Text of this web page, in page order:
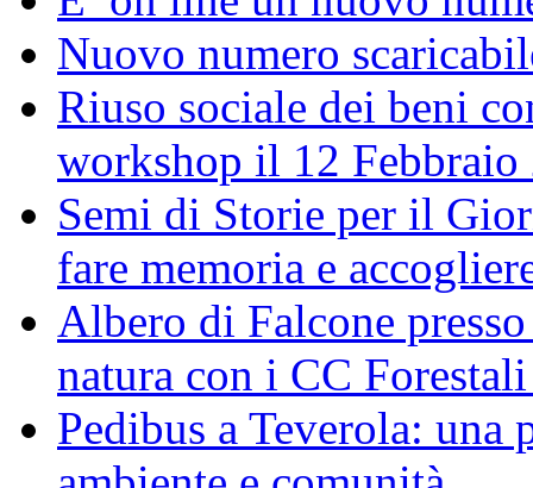
Nuovo numero
Riuso sociale dei beni
workshop il 12 Febbraio
Semi di Storie per il
fare memoria e
Albero di Falcone
natura con i CC
Pedibus a Teverola: una